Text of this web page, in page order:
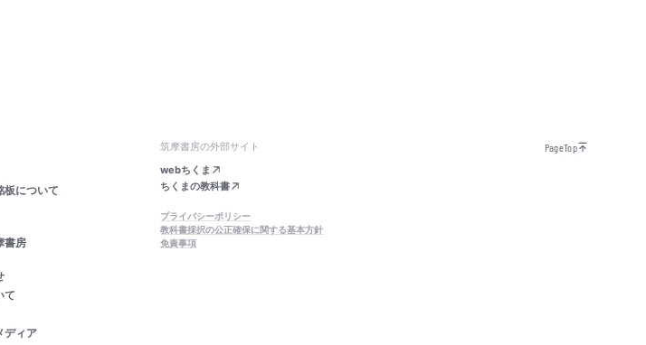
板について
書房
て
ディア
筑摩書房の外部サイト
webちくま
ちくまの教科書
プライバシーポリシー
教科書採択の公正確保に関する基本方針
免責事項
PageTop